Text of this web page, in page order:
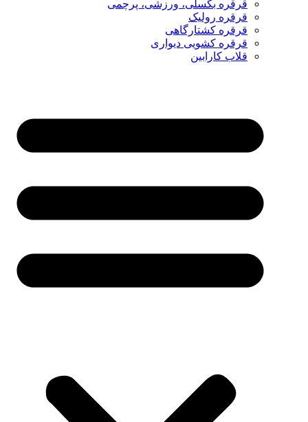
قرقره بکسلی، ورزشی، پرچمی
قرقره رولیک
قرقره کشتارگاهی
قرقره کشویی دیواری
قلاب کارابین